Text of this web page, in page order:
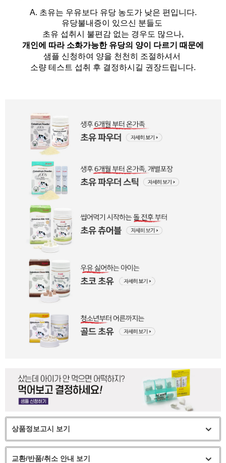
A. 초유는 우유보다 유당 농도가 낮은 편입니다.
유당불내증이 있으신 분들도
초유 섭취시 불편감 없는 경우도 많으나,
개인에 따라 소화가능한 유당의 양이 다르기 때문에
샘플 신청하여 양을 천천히 조절하셔서
소량 테스트 섭취 후 결정하시길 권장드립니다.
상품정보고시 보기
교환/반품/취소 안내 보기